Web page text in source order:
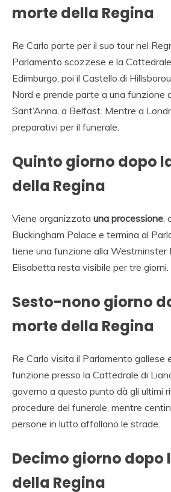
morte della Regina
Re Carlo parte per il suo tour nel
Parlamento scozzese e la
Edimburgo, poi il Castello di
Nord e prende parte a una funzione
Sant’Anna, a Belfast. Mentre a
preparativi per il funerale.
Quinto giorno dopo
della Regina
Viene organizzata una processione
Buckingham Palace e termina al
tiene una funzione alla Westminster
Elisabetta resta visibile per tre giorni.
Sesto-nono giorno
morte della Regina
Re Carlo visita il Parlamento gallese
funzione presso la Cattedrale di
governo a questo punto dà gli ultimi
procedure del funerale, mentre
persone in lutto affollano le strade.
Decimo giorno dopo
della Regina